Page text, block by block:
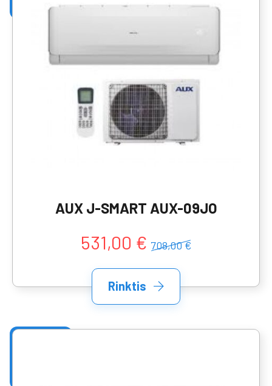
AUX J-SMART AUX-09JO
531,00 € 708,00 €
Rinktis